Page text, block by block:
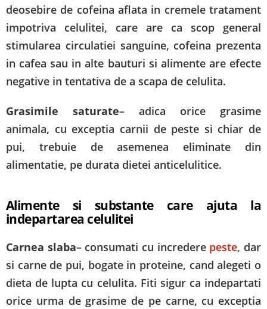
deosebire de cofeina aflata in cremele tratament
impotriva celulitei, care are ca scop general
stimularea circulatiei sanguine, cofeina prezenta
in cafea sau in alte bauturi si alimente are efecte
negative in tentativa de a scapa de celulita.
Grasimile saturate– adica orice grasime
animala, cu exceptia carnii de peste si chiar de
pui, trebuie de asemenea eliminate din
alimentatie, pe durata dietei anticelulitice.
Alimente si substante care ajuta la
indepartarea celulitei
Carnea slaba– consumati cu incredere peste, dar
si carne de pui, bogate in proteine, cand alegeti o
dieta de lupta cu celulita. Fiti sigur ca indepartati
orice urma de grasime de pe carne, cu exceptia